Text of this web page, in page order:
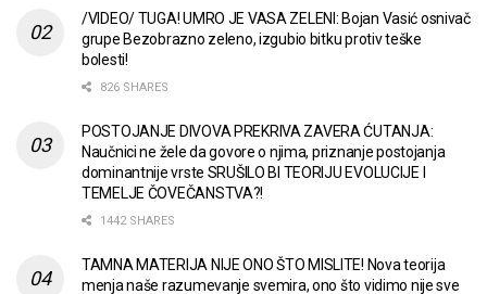
/VIDEO/ TUGA! UMRO JE VASA ZELENI: Bojan Vasić osnivač
grupe Bezobrazno zeleno, izgubio bitku protiv teške
bolesti!
826 SHARES
POSTOJANJE DIVOVA PREKRIVA ZAVERA ĆUTANJA:
Naučnici ne žele da govore o njima, priznanje postojanja
dominantnije vrste SRUŠILO BI TEORIJU EVOLUCIJE I
TEMELJE ČOVEČANSTVA?!
1442 SHARES
TAMNA MATERIJA NIJE ONO ŠTO MISLITE! Nova teorija
menja naše razumevanje svemira, ono što vidimo nije sve